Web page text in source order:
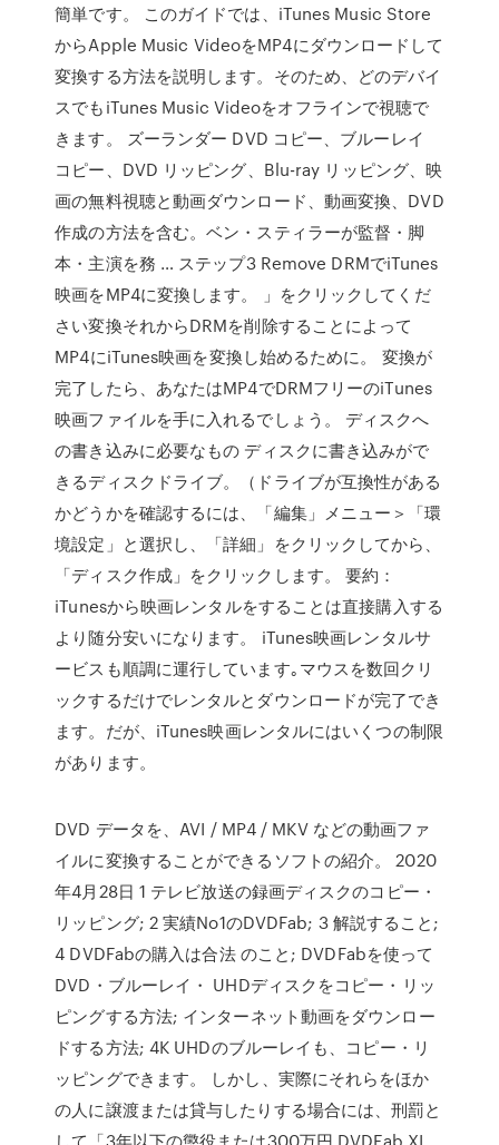
簡単です。 このガイドでは、iTunes Music Store
からApple Music VideoをMP4にダウンロードして
変換する方法を説明します。そのため、どのデバイ
スでもiTunes Music Videoをオフラインで視聴で
きます。 ズーランダー DVD コピー、ブルーレイ
コピー、DVD リッピング、Blu-ray リッピング、映
画の無料視聴と動画ダウンロード、動画変換、DVD
作成の方法を含む。ベン・スティラーが監督・脚
本・主演を務 … ステップ3 Remove DRMでiTunes
映画をMP4に変換します。 」をクリックしてくだ
さい変換それからDRMを削除することによって
MP4にiTunes映画を変換し始めるために。 変換が
完了したら、あなたはMP4でDRMフリーのiTunes
映画ファイルを手に入れるでしょう。 ディスクへ
の書き込みに必要なもの ディスクに書き込みがで
きるディスクドライブ。（ドライブが互換性がある
かどうかを確認するには、「編集」メニュー＞「環
境設定」と選択し、「詳細」をクリックしてから、
「ディスク作成」をクリックします。 要約：
iTunesから映画レンタルをすることは直接購入する
より随分安いになります。 iTunes映画レンタルサ
ービスも順調に運行しています｡マウスを数回クリ
ックするだけでレンタルとダウンロードが完了でき
ます。だが、iTunes映画レンタルにはいくつの制限
があります。
DVD データを、AVI / MP4 / MKV などの動画ファ
イルに変換することができるソフトの紹介。 2020
年4月28日 1 テレビ放送の録画ディスクのコピー・
リッピング; 2 実績No1のDVDFab; 3 解説すること;
4 DVDFabの購入は合法 のこと; DVDFabを使って
DVD・ブルーレイ・ UHDディスクをコピー・リッ
ピングする方法; インターネット動画をダウンロー
ドする方法; 4K UHDのブルーレイも、コピー・リ
ッピングできます。 しかし、実際にそれらをほか
の人に譲渡または貸与したりする場合には、刑罰と
して「3年以下の懲役または300万円 DVDFab XI